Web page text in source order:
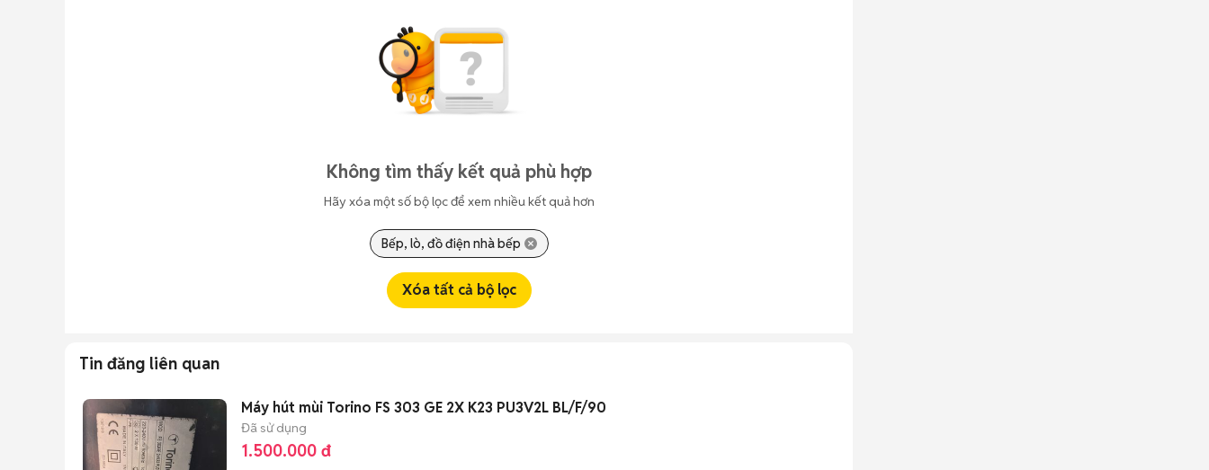
Không tìm thấy kết quả phù hợp
Hãy xóa một số bộ lọc để xem nhiều kết quả hơn
Bếp, lò, đồ điện nhà bếp
Xóa tất cả bộ lọc
Tin đăng liên quan
Máy hút mùi Torino FS 303 GE 2X K23 PU3V2L BL/F/90
Đã sử dụng
1.500.000 đ